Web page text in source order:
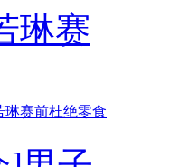
琳赛前杜绝零食